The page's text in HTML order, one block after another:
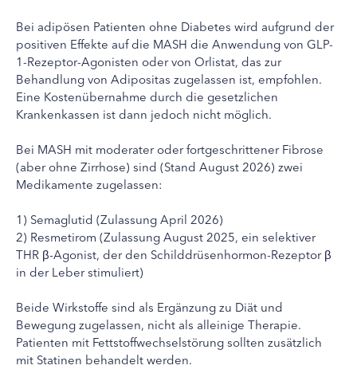
Bei adipösen Patienten ohne Diabetes wird aufgrund der
positiven Effekte auf die MASH die Anwendung von GLP-
1-Rezeptor-Agonisten oder von Orlistat, das zur
Behandlung von Adipositas zugelassen ist, empfohlen.
Eine Kostenübernahme durch die gesetzlichen
Krankenkassen ist dann jedoch nicht möglich.
Bei MASH mit moderater oder fortgeschrittener Fibrose
(aber ohne Zirrhose) sind (Stand August 2026) zwei
Medikamente zugelassen:
1) Semaglutid (Zulassung April 2026)
2) Resmetirom (Zulassung August 2025, ein selektiver
THR β-Agonist, der den Schilddrüsenhormon-Rezeptor β
in der Leber stimuliert)
Beide Wirkstoffe sind als Ergänzung zu Diät und
Bewegung zugelassen, nicht als alleinige Therapie.
Patienten mit Fettstoffwechselstörung sollten zusätzlich
mit Statinen behandelt werden.